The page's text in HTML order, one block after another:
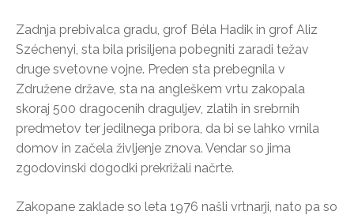
Zadnja prebivalca gradu, grof Béla Hadik in grof Aliz
Széchenyi, sta bila prisiljena pobegniti zaradi težav
druge svetovne vojne. Preden sta prebegnila v
Združene države, sta na angleškem vrtu zakopala
skoraj 500 dragocenih draguljev, zlatih in srebrnih
predmetov ter jedilnega pribora, da bi se lahko vrnila
domov in začela življenje znova. Vendar so jima
zgodovinski dogodki prekrižali načrte.
Zakopane zaklade so leta 1976 našli vrtnarji, nato pa so